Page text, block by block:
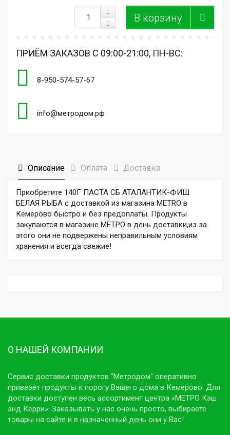
ПРИЁМ ЗАКАЗОВ С 09:00-21:00, ПН-ВС:
8-950-574-57-67
info@метродом.рф
Описание Оплата Доставка
Приобретите 140Г ПАСТА СБ АТАЛАНТИК-ФИШ
БЕЛАЯ РЫБА с доставкой из магазина METRO в
Кемерово быстро и без предоплаты. Продукты
закупаются в магазине МЕТРО в день доставки,из за
этого они не подвержены неправильным условиям
хранения и всегда свежие!
О НАШЕЙ КОМПАНИИ
Сервис доставки продуктов "Метродом" оперативно
привезет продукты к порогу Вашего дома в Кемерово. Для
доставки доступен весь ассортимент центра «МЕТРО Кэш
энд Керри». Заказывать у нас очень просто, выбираете
товары на сайте и в назначенный день они у Вас!